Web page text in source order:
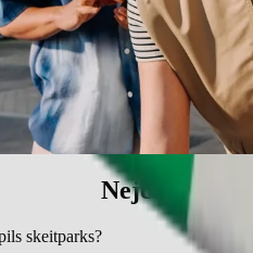
bezbariérová vozidla (WAV).
Basic.
Nejčastější
skeitparks?